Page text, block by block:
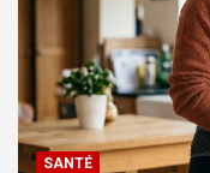
SANTÉ